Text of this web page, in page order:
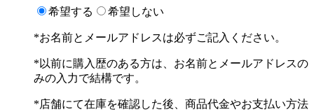
希望する 希望しない
*お名前とメールアドレスは必ずご記入ください。
*以前に購入歴のある方は、お名前とメールアドレスの
みの入力で結構です。
*店舗にて在庫を確認した後、商品代金やお支払い方法